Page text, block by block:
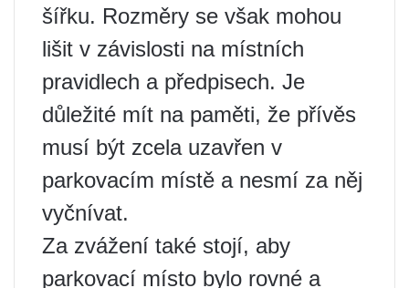
šířku. Rozměry se však mohou
lišit v závislosti na místních
pravidlech a předpisech. Je
důležité mít na paměti, že přívěs
musí být zcela uzavřen v
parkovacím místě a nesmí za něj
vyčnívat.
Za zvážení také stojí, aby
parkovací místo bylo rovné a